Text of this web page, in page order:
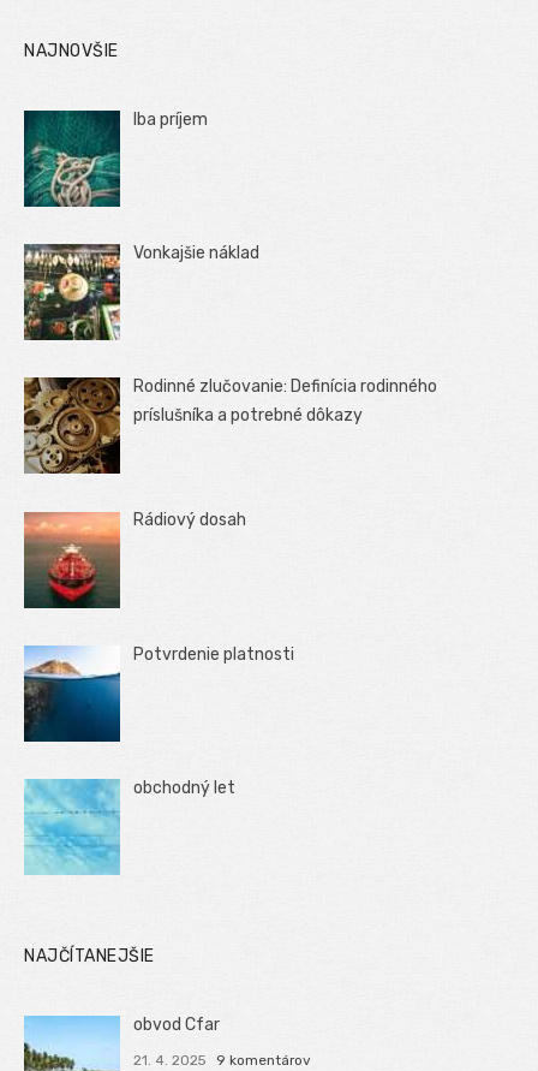
NAJNOVŠIE
Iba príjem
Vonkajšie náklad
Rodinné zlučovanie: Definícia rodinného
príslušníka a potrebné dôkazy
Rádiový dosah
Potvrdenie platnosti
obchodný let
NAJČÍTANEJŠIE
obvod Cfar
21. 4. 2025 9 komentárov